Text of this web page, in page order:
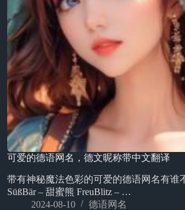
可爱的德语网名，德文昵称带中文翻译
带有神秘魔法色彩的可爱的德语网名有谁
SüßBär – 甜蜜熊 FreuBlitz – …
2024-08-10
德语网名